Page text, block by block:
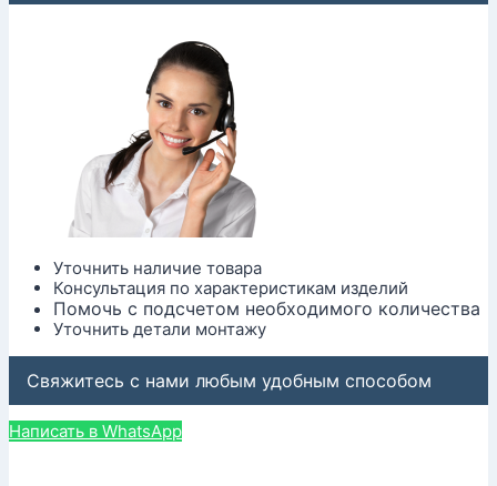
Уточнить наличие товара
Консультация по характеристикам изделий
Помочь с подсчетом необходимого количества
Уточнить детали монтажу
Свяжитесь с нами любым удобным способом
Написать в WhatsApp